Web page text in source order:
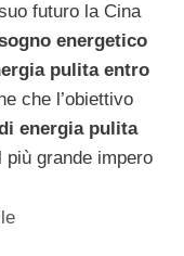
futuro la Cina
energetico
pulita entro
che l’obiettivo
energia pulita
grande impero